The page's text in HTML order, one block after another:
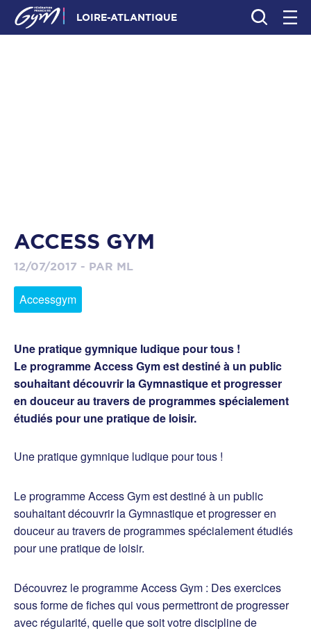
LOIRE-ATLANTIQUE
ACCESS GYM
12/07/2017 - PAR ML
Accessgym
Une pratique gymnique ludique pour tous !
Le programme Access Gym est destiné à un public
souhaitant découvrir la Gymnastique et progresser
en douceur au travers de programmes spécialement
étudiés pour une pratique de loisir.
Une pratique gymnique ludique pour tous !
Le programme Access Gym est destiné à un public
souhaitant découvrir la Gymnastique et progresser en
douceur au travers de programmes spécialement étudiés
pour une pratique de loisir.
Découvrez le programme Access Gym : Des exercices
sous forme de fiches qui vous permettront de progresser
avec régularité, quelle que soit votre discipline de